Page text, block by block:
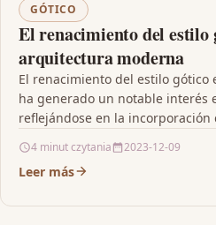
GÓTICO
El renacimiento del estilo
arquitectura moderna
El renacimiento del estilo
ha generado un notable interés
reflejándose en la incorporación
4 minut czytania 2023-12-09
Leer más